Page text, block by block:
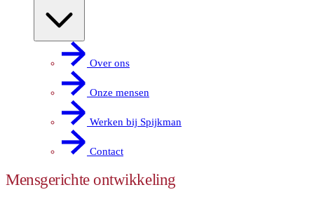
Over ons
Onze mensen
Werken bij Spijkman
Contact
Mensgerichte ontwikkeling